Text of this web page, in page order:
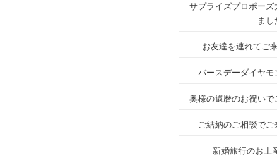
サプライズプロポーズ
ま
お友達を連れてご
バースデーダイヤ
奥様の還暦のお祝い
ご結納のご相談で
新婚旅行のお土